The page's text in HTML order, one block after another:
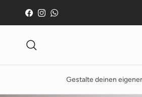
Facebook
InstagramWhatsApp
Gestalte deinen